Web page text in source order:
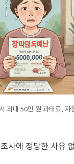
최대 50만 원 과태료, 자
사에 정당한 사유